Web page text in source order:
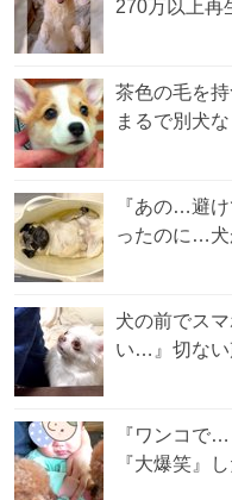
270万以上
茶色の毛を
まるで別犬
『あの…避
ったのに…
犬の前でス
い…』切な
『ワンコで
『大爆笑』